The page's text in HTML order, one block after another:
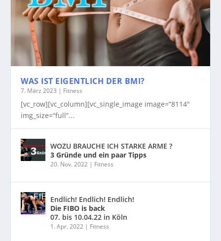
WAS IST EIGENTLICH DER BMI?
7. März 2023 | Fitness
[vc_row][vc_column][vc_single_image image=“8114″
img_size=“full“...
WOZU BRAUCHE ICH STARKE ARME ?
3 Gründe und ein paar Tipps
20. Nov. 2022 | Fitness
Endlich! Endlich! Endlich!
Die FIBO is back
07. bis 10.04.22 in Köln
1. Apr. 2022 | Fitness